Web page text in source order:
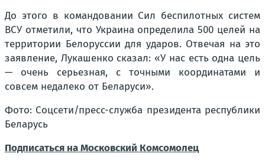
До этого в командовании Сил беспилотных систем
ВСУ отметили, что Украина определила 500 целей на
территории Белоруссии для ударов. Отвечая на это
заявление, Лукашенко сказал: «У нас есть одна цель
— очень серьезная, с точными координатами и
совсем недалеко от Беларуси».
Фото: Соцсети/пресс-служба президента республики
Беларусь
Подписаться на Московский Комсомолец